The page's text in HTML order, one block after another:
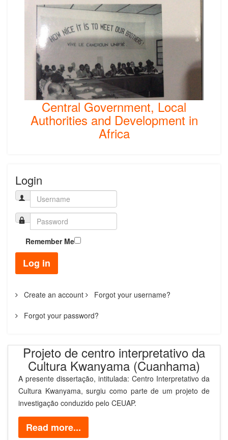
Central Government, Local
Authorities and Development in
Africa
Login
Remember Me
Log in
Create an account Forgot your username?
Forgot your password?
Projeto de centro interpretativo da
Cultura Kwanyama (Cuanhama)
A presente dissertação, intitulada: Centro Interpretativo da
Cultura Kwanyama, surgiu como parte de um projeto de
investigação conduzido pelo CEUAP.
Read more...